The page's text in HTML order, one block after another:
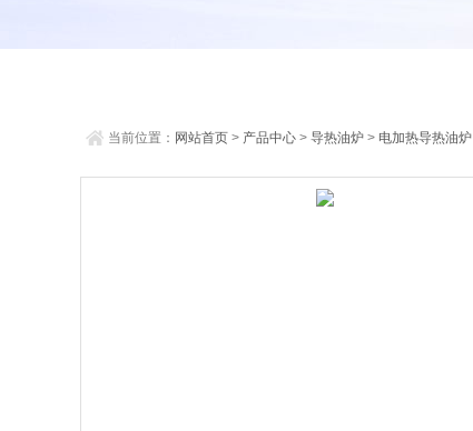
当前位置： 网站首页 > 产品中心 > 导热油炉 > 电加热导热油炉